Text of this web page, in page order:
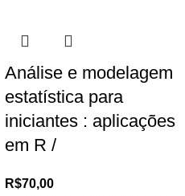
Análise e modelagem
estatística para
iniciantes : aplicações
em R /
R$70,00